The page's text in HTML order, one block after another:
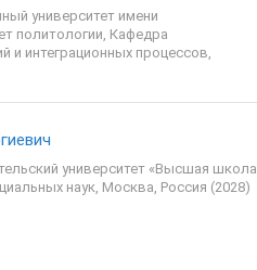
университет имени
политологии, Кафедра
и интеграционных процессов,
университет «Высшая школа
наук, Москва, Россия (2028)